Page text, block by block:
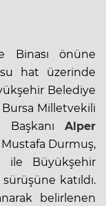
Binası önüne
hat üzerinde
Belediye
Bursa Milletvekili
Başkanı Alper
Mustafa Durmuş,
ile Büyükşehir
katıldı.
belirlenen